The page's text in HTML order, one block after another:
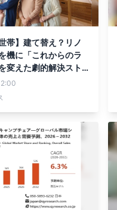
帯】建て替え？リノ
機に「これからのラ
変えた劇的解決スト